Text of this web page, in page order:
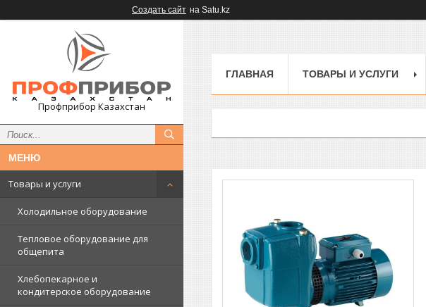
Создать сайт на Satu.kz
Профприбор Казахстан
Товары и услуги
Холодильное оборудование
Тепловое оборудование для
общепита
Хлебопекарное и
кондитерское оборудование
ГЛАВНАЯ ТОВАРЫ И УСЛУГИ